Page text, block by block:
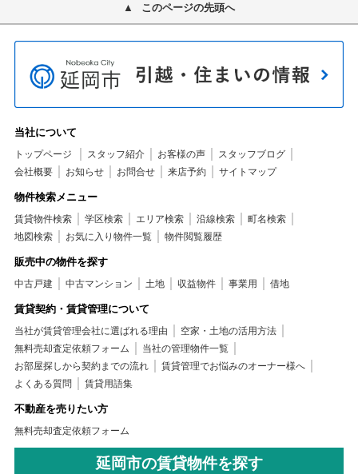
このページの先頭へ
当社について
トップページ スタッフ紹介 お客様の声
スタッフブログ
会社概要
お知らせ お問合せ 来店予約 サイトマップ
物件検索メニュー
賃貸物件検索 学区検索 エリア検索 沿線検索
町名検索
地図検索
お気に入り物件一覧 物件閲覧履歴
販売中の物件を探す
中古戸建 中古マンション 土地 収益物件 事業用 借地
賃貸契約・賃貸管理について
当社が賃貸管理会社に選ばれる理由
空家・土地の活用方法
無料売却査定依頼フォーム
当社の管理物件一覧
お部屋探しから契約までの流れ
賃貸管理でお悩みのオーナー様へ
よくある質問
賃貸用語集
不動産を売りたい方
無料売却査定依頼フォーム
延岡市の賃貸物件を探す